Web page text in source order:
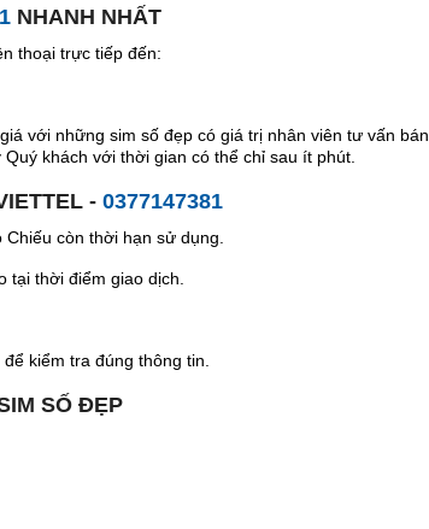
NHANH NHẤT
thoại trực tiếp đến:
với những sim số đẹp có giá trị nhân viên tư vấn bán
khách với thời gian có thể chỉ sau ít phút.
- 0377147381
còn thời hạn sử dụng.
tại thời điểm giao dịch.
kiểm tra đúng thông tin.
SỐ ĐẸP